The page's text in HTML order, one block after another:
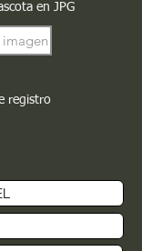
en JPG
imagen
registro